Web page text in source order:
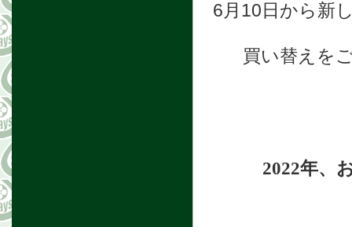
6月10日から新
買い替えを
2022年、